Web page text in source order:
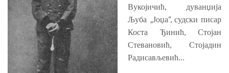
Вукојичић, дуванџија
Љуба „Јоџа“, судски писар
Коста Ђинић, Стојан
Стевановић, Стојадин
Радисављевић…